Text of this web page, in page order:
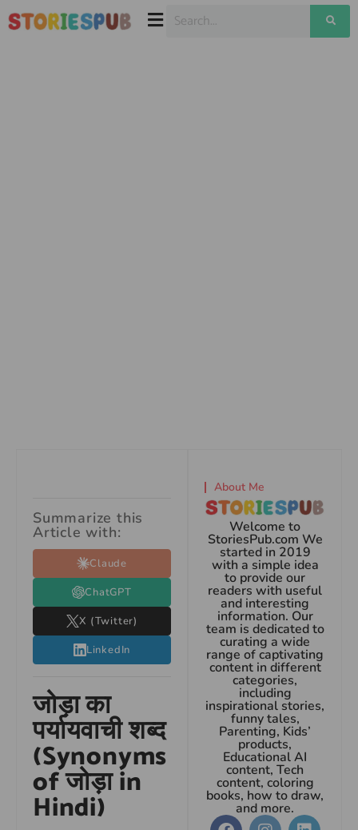
Summarize this
Article with:
Claude
ChatGPT
X (Twitter)
LinkedIn
जोड़ा का
पर्यायवाची शब्द
(Synonyms
of जोड़ा in
Hindi)
About Me
Welcome to
StoriesPub.com We
started in 2019
with a simple idea
to provide our
readers with useful
and interesting
information. Our
team is dedicated to
curating a wide
range of captivating
content in different
categories,
including
inspirational stories,
funny tales,
Parenting, Kids’
products,
Educational AI
content, Tech
content, coloring
books, how to draw,
and more.